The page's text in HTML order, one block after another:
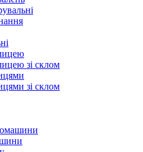
зі склом
зі склом